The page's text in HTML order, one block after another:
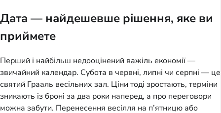
Дата — найдешевше рішення, яке ви
приймете
Перший і найбільш недооцінений важіль економії —
звичайний календар. Субота в червні, липні чи серпні — це
святий Грааль весільних зал. Ціни тоді зростають, терміни
зникають із броні за два роки наперед, а про переговори
можна забути. Перенесення весілля на п’ятницю або